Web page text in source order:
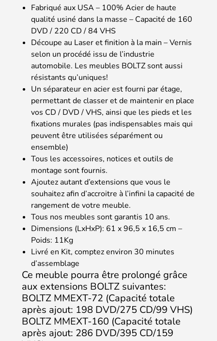
Fabriqué aux USA – 100% Acier de haute
qualité usiné dans la masse – Capacité de 160
DVD / 220 CD / 84 VHS
Découpe au Laser et finition à la main – Vernis
selon un procédé issu de l’industrie
automobile. Les meubles BOLTZ sont aussi
résistants qu’uniques!
Un séparateur en acier est fourni par étage,
permettant de classer et de maintenir en place
vos CD / DVD / VHS, ainsi que les pieds et les
fixations murales (pas indispensables mais qui
peuvent être utilisées séparément ou
ensemble)
Tous les accessoires, notices et outils de
montage sont fournis.
Ajoutez autant d’extensions que vous le
souhaitez afin d’accroitre à l’infini la capacité de
rangement de votre meuble.
Tous nos meubles sont garantis 10 ans.
Dimensions (LxHxP): 61 x 96,5 x 16,5 cm –
Poids: 11Kg
Livré en Kit, comptez environ 30 minutes
d’assemblage
Ce meuble pourra être prolongé grâce
aux extensions BOLTZ suivantes:
BOLTZ MMEXT-72 (Capacité totale
après ajout: 198 DVD/275 CD/99 VHS)
BOLTZ MMEXT-160 (Capacité totale
après ajout: 286 DVD/395 CD/159